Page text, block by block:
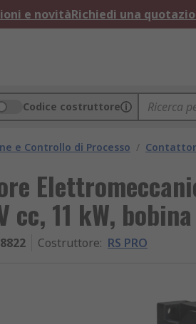
e novitàRichiedi una
Codice costruttore
e Controllo di Processo /
cc, 11 kW,
Costruttore: RS PRO